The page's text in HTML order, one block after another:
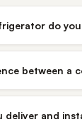
do
between a
deliver and